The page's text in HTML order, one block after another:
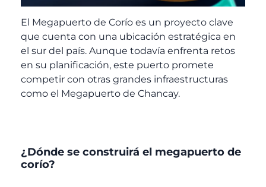
El Megapuerto de Corío es un proyecto clave
que cuenta con una ubicación estratégica en
el sur del país. Aunque todavía enfrenta retos
en su planificación, este puerto promete
competir con otras grandes infraestructuras
como el Megapuerto de Chancay.
¿Dónde se construirá el megapuerto de
corío?